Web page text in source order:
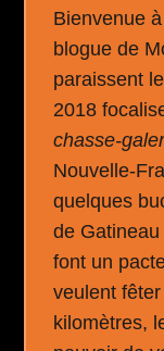
Bienvenue
blogue de
paraissent
2018
chasse-
Nouvelle-
quelques
de Gatineau
font un
veulent
kilomètres,